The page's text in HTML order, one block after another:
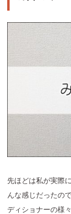
先ほどは私が実際
んな感じだったの
ディショナーの様